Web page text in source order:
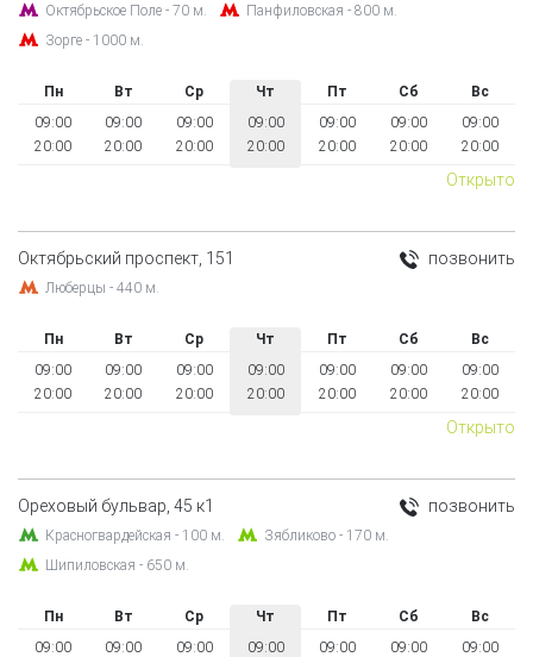
Октябрьское Поле - 70 м.
Панфиловская - 800 м.
Зорге - 1000 м.
Пн Вт Ср Чт Пт Сб
Вс
09:00
20:00
09:00
20:00
09:00
20:00
09:00
20:00
09:00
20:00
09:00
20:00
09:00
20:00
Открыто
позвонить
Октябрьский проспект, 151
Люберцы - 440 м.
Пн Вт Ср Чт Пт Сб
Вс
09:00
20:00
09:00
20:00
09:00
20:00
09:00
20:00
09:00
20:00
09:00
20:00
09:00
20:00
Открыто
позвонить
Ореховый бульвар, 45 к1
Красногвардейская - 100 м.
Зябликово - 170 м.
Шипиловская - 650 м.
Пн Вт Ср Чт Пт Сб
Вс
09:00
09:00
09:00
09:00
09:00
09:00
09:00